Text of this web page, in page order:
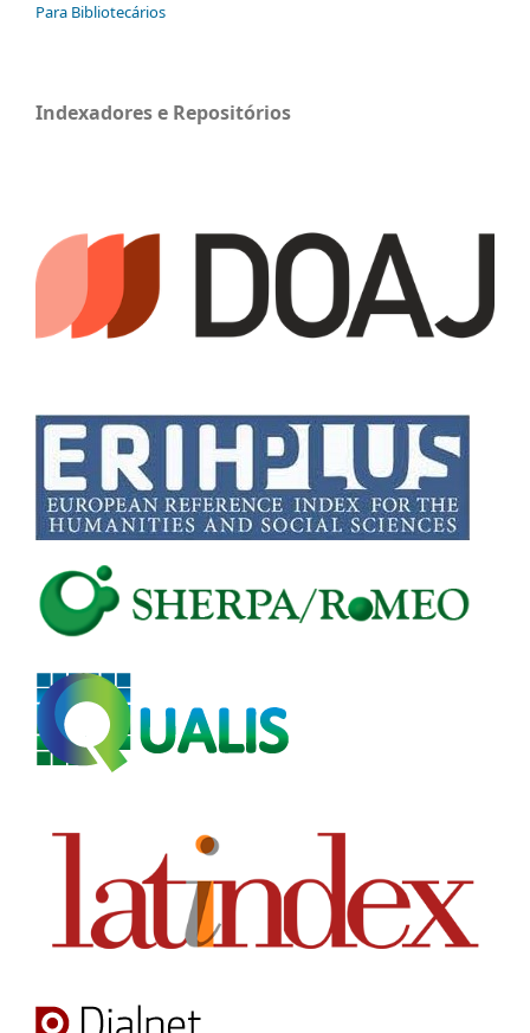
Para Bibliotecários
Indexadores e Repositórios